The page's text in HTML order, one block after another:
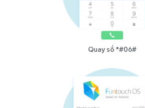
Quay số *#06#